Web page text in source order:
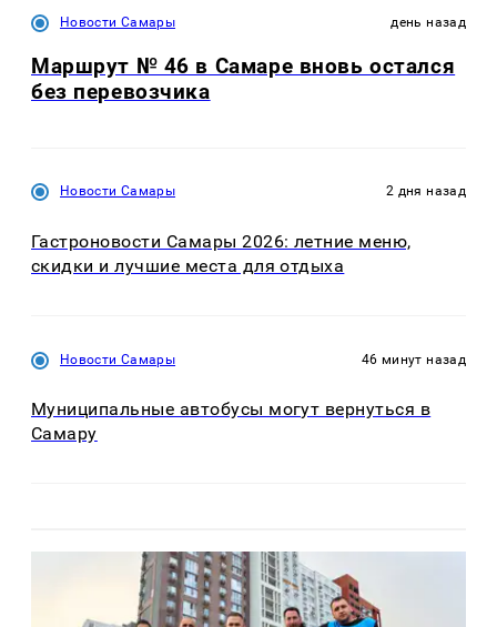
Новости Самары день назад
Маршрут № 46 в Самаре вновь остался
без перевозчика
Новости Самары 2 дня назад
Гастроновости Самары 2026: летние меню,
скидки и лучшие места для отдыха
Новости Самары 46 минут назад
Муниципальные автобусы могут вернуться в
Самару